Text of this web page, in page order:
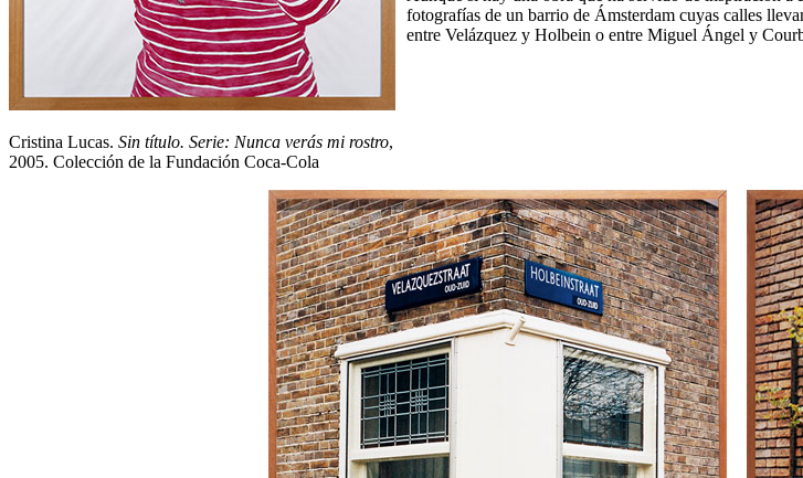
Cristina Lucas. Sin título. Serie: Nunca verás mi rostro,
2005. Colección de la Fundación Coca-Cola
fotografías de un barrio de Ámsterdam cuyas calles
entre Velázquez y Holbein o entre Miguel Ángel y